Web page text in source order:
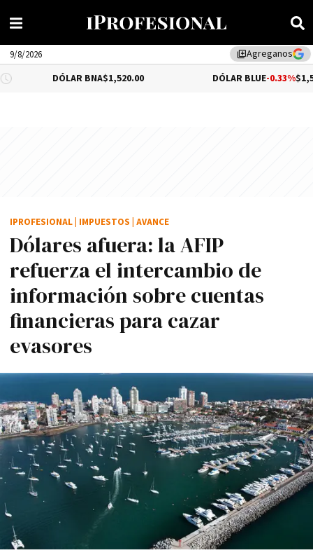
library_addAgreganos
9/8/2026
DÓLAR BNA$1,520.00 DÓLAR BLUE-0.33%$1,525.00
Dólares afuera: la AFIP
refuerza el intercambio de
información sobre cuentas
financieras para cazar
evasores
IPROFESIONAL IMPUESTOS AVANCE